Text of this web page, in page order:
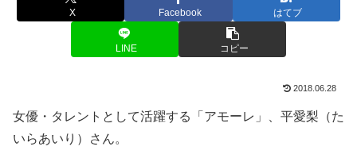
X Facebook はてブ
LINE コピー
2018.06.28
女優・タレントとして活躍する「アモーレ」、平愛梨（た
いらあいり）さん。